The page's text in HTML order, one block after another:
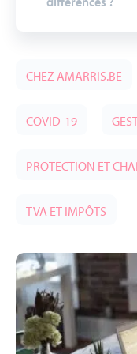
CHEZ AMARRIS.BE
COVID-19
PROTECTION ET
TVA ET IMPÔTS